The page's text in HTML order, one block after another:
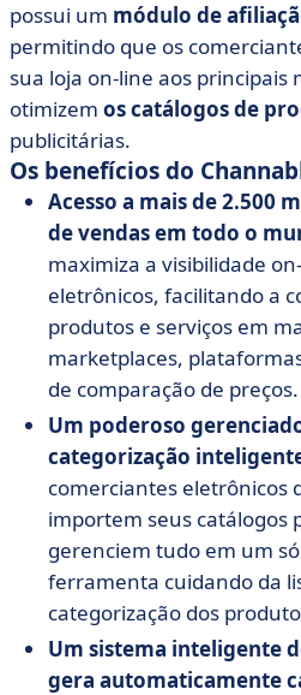
possui um módulo de
permitindo que os
sua loja on-line aos principais
otimizem os catálogos de
publicitárias.
Os benefícios do
Acesso a mais de 2.500
de vendas em todo o
maximiza a visibilidade
eletrônicos, facilitando a
produtos e serviços em
marketplaces,
de comparação de preços.
Um poderoso
categorização
comerciantes eletrônicos
importem seus catálogos
gerenciem tudo em um
ferramenta cuidando da
categorização dos
Um sistema inteligente
gera automaticamente